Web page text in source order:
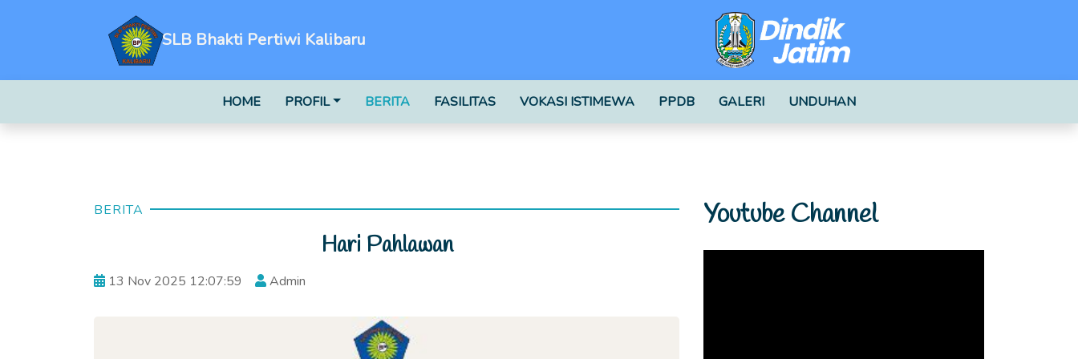
SLB Bhakti Pertiwi Kalibaru
HOME PROFIL BERITA FASILITAS VOKASI ISTIMEWA PPDB GALERI UNDUHAN
BERITA
Hari Pahlawan
13 Nov 2025 12:07:59 Admin
Youtube Channel